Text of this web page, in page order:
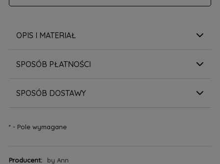
OPIS I MATERIAŁ
SPOSÓB PŁATNOŚCI
SPOSÓB DOSTAWY
*- Pole wymagane
Producent: by Ann